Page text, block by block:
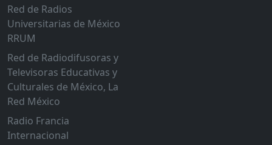
Red de Radios
Universitarias de México
RRUM
Red de Radiodifusoras y
Televisoras Educativas y
Culturales de México, La
Red México
Radio Francia
Internacional